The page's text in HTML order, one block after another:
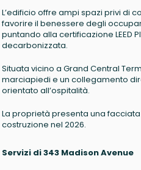
L’edificio offre ampi spazi privi di
favorire il benessere degli
puntando alla certificazione LEED
decarbonizzata.
Situata vicino a Grand Central
marciapiedi e un collegamento
orientato all’ospitalità.
La proprietà presenta una
costruzione nel 2026.
Servizi di 343 Madison Avenue